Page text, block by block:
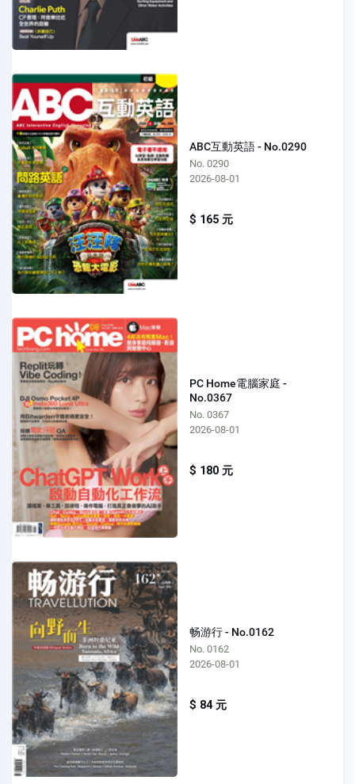
ABC互動英語 - No.0290
No. 0290
2026-08-01
$ 165 元
PC Home電腦家庭 -
No.0367
No. 0367
2026-08-01
$ 180 元
畅游行 - No.0162
No. 0162
2026-08-01
$ 84 元